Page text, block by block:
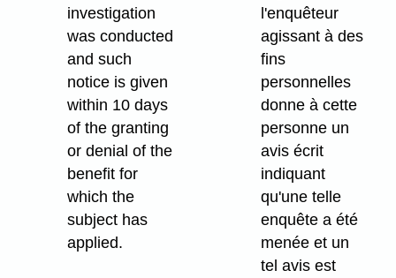
investigation
was conducted
and such
notice is given
within 10 days
of the granting
or denial of the
benefit for
which the
subject has
applied.
l'enquêteur
agissant à des
fins
personnelles
donne à cette
personne un
avis écrit
indiquant
qu'une telle
enquête a été
menée et un
tel avis est